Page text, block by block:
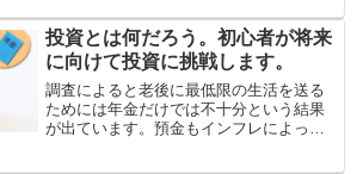
していける程の収入を得ることができる
でしょうか。
投資とは何だろう。初心者が将来
に向けて投資に挑戦します。
調査によると老後に最低限の生活を送る
ためには年金だけでは不十分という結果
が出ています。預金もインフレによって